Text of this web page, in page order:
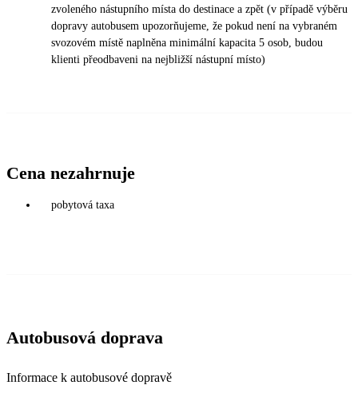
zvoleného nástupního místa do destinace a zpět (v případě výběru
dopravy autobusem upozorňujeme, že pokud není na vybraném
svozovém místě naplněna minimální kapacita 5 osob, budou
klienti přeodbaveni na nejbližší nástupní místo)
Cena nezahrnuje
pobytová taxa
Autobusová doprava
Informace k autobusové dopravě